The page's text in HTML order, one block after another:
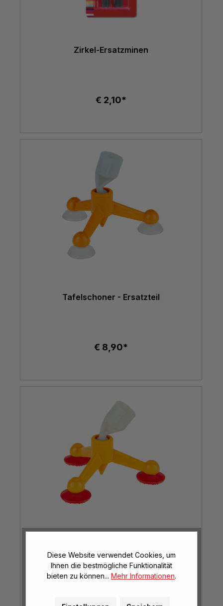
Zirkel-Ersatzminen
€ 2,10*
Tafelschoner - Ersatzteil
€ 8,90*
Diese Website verwendet Cookies, um
Ihnen die bestmögliche Funktionalität
bieten zu können... Mehr Informationen.